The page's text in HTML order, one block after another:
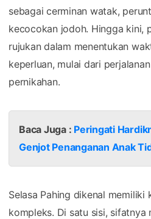
sebagai cerminan watak,
kecocokan jodoh. Hingga kini,
rujukan dalam menentukan
keperluan, mulai dari
pernikahan.
Baca Juga : Peringati
Genjot Penanganan Anak
Selasa Pahing dikenal memiliki
kompleks. Di satu sisi, sifatnya